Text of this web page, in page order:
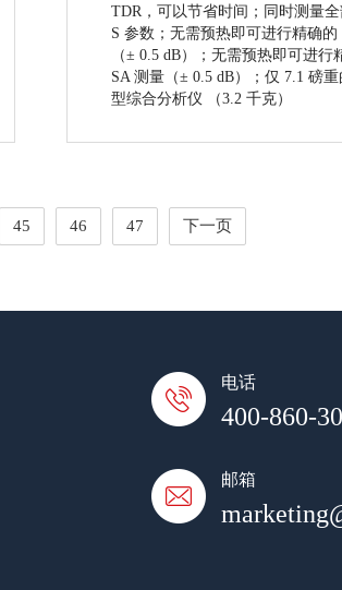
TDR，可以节省时间；同时测量
S 参数；无需预热即可进行精确的
（± 0.5 dB）；无需预热即可进行
SA 测量（± 0.5 dB）；仅 7.1 磅
型综合分析仪 （3.2 千克）
45 46 47 下一页
电话
400-860-
邮箱